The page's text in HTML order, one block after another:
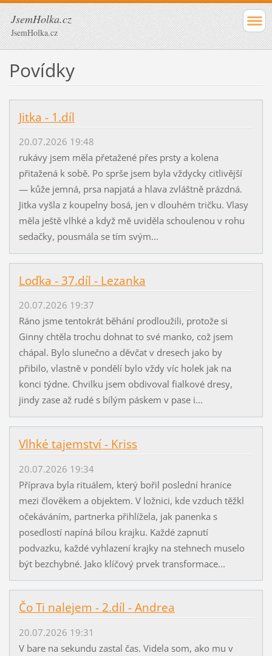
JsemHolka.cz
JsemHolka.cz
Povídky
Jitka - 1.díl
20.07.2026 19:48
rukávy jsem měla přetažené přes prsty a kolena
přitažená k sobě. Po sprše jsem byla vždycky citlivější
— kůže jemná, prsa napjatá a hlava zvláštně prázdná.
Jitka vyšla z koupelny bosá, jen v dlouhém tričku. Vlasy
měla ještě vlhké a když mě uviděla schoulenou v rohu
sedačky, pousmála se tím svým...
Loďka - 37.díl - Lezanka
20.07.2026 19:37
Ráno jsme tentokrát běhání prodloužili, protože si
Ginny chtěla trochu dohnat to své manko, což jsem
chápal. Bylo slunečno a děvčat v dresech jako by
přibilo, vlastně v pondělí bylo vždy víc holek jak na
konci týdne. Chvilku jsem obdivoval fialkové dresy,
jindy zase až rudé s bílým páskem v pase i...
Vlhké tajemství - Kriss
20.07.2026 19:34
Příprava byla rituálem, který bořil poslední hranice
mezi člověkem a objektem. V ložnici, kde vzduch těžkl
očekáváním, partnerka přihlížela, jak panenka s
posedlostí napíná bílou krajku. Každé zapnutí
podvazku, každé vyhlazení krajky na stehnech muselo
být bezchybné. Jako klíčový prvek transformace...
Čo Ti nalejem - 2.díl - Andrea
20.07.2026 19:31
V bare na sekundu zastal čas. Videla som, ako mu v